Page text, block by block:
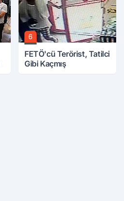
6
FETÖ'cü Terörist, Tatilci
Gibi Kaçmış